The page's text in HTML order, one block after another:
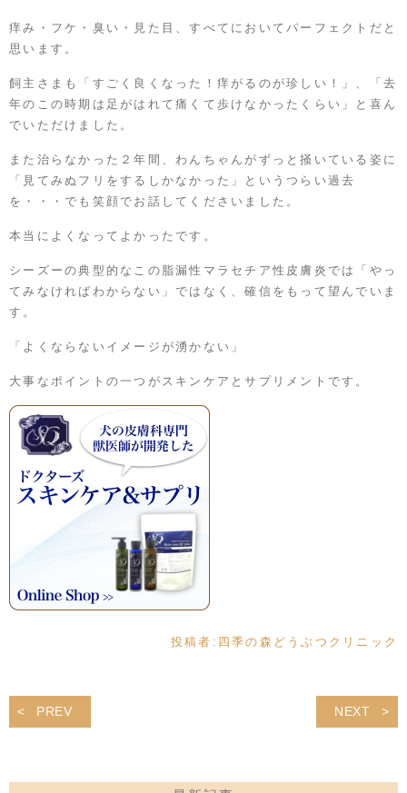
痒み・フケ・臭い・見た目、すべてにおいてパーフェクトだと
思います。
飼主さまも「すごく良くなった！痒がるのが珍しい！」、「去
年のこの時期は足がはれて痛くて歩けなかったくらい」と喜ん
でいただけました。
また治らなかった２年間、わんちゃんがずっと掻いている姿に
「見てみぬフリをするしかなかった」というつらい過去
を・・・でも笑顔でお話してくださいました。
本当によくなってよかったです。
シーズーの典型的なこの脂漏性マラセチア性皮膚炎では「やっ
てみなければわからない」ではなく、確信をもって望んでいま
す。
「よくならないイメージが湧かない」
大事なポイントの一つがスキンケアとサプリメントです。
投稿者: 四季の森どうぶつクリニック
PREV NEXT